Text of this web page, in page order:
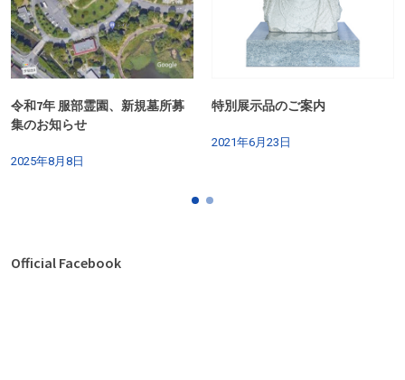
令和7年 服部霊園、新規墓所募
集のお知らせ
2025年8月8日
特別展示品のご案内
2021年6月23日
Official Facebook